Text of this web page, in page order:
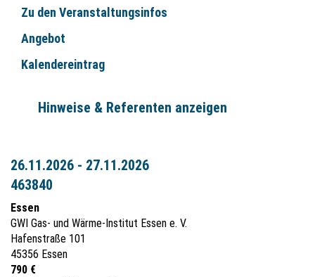
Zu den Veranstaltungsinfos
Angebot
Kalendereintrag
Hinweise & Referenten anzeigen
26.11.2026 - 27.11.2026
463840
Essen
GWI Gas- und Wärme-Institut Essen e. V.
Hafenstraße 101
45356 Essen
790 €